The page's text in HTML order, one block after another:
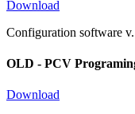
Download
Configuration software
OLD - PCV
Download